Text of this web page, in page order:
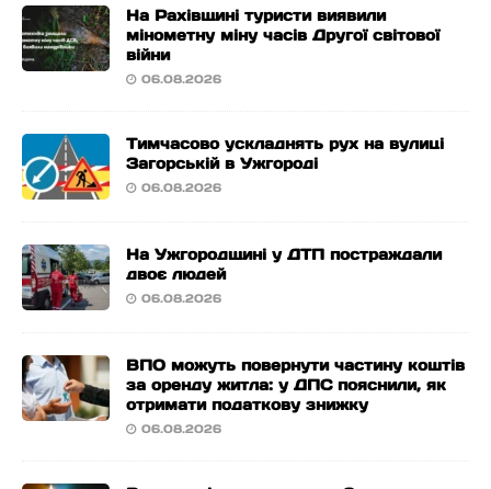
На Рахівщині туристи виявили
мінометну міну часів Другої світової
війни
06.08.2026
Тимчасово ускладнять рух на вулиці
Загорській в Ужгороді
06.08.2026
На Ужгородщині у ДТП постраждали
двоє людей
06.08.2026
ВПО можуть повернути частину коштів
за оренду житла: у ДПС пояснили, як
отримати податкову знижку
06.08.2026